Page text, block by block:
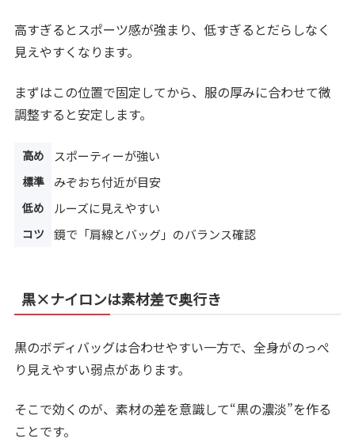
高すぎるとスポーツ感が強まり、低すぎるとだらしなく
見えやすくなります。
まずはこの位置で固定してから、服の厚みに合わせて微
調整すると安定します。
高め スポーティーが強い
標準 みぞおち付近が目安
低め ルーズに見えやすい
コツ 鏡で「肩線とバッグ」のバランス確認
黒×ナイロンは素材差で奥行き
黒のボディバッグは合わせやすい一方で、全身がのっぺ
り見えやすい弱点があります。
そこで効くのが、素材の差を意識して“黒の濃淡”を作る
ことです。